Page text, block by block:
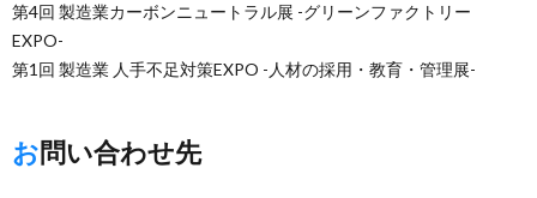
第4回 製造業カーボンニュートラル展 -グリーンファクトリー
EXPO-
第1回 製造業 人手不足対策EXPO -人材の採用・教育・管理展-
お問い合わせ先